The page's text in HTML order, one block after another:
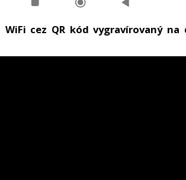
WiFi cez QR kód vygravírovaný na